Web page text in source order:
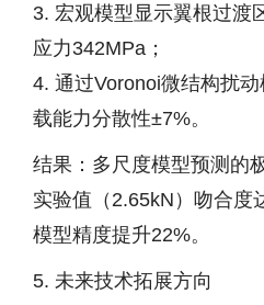
3. 宏观模型显示翼根过渡
应力342MPa；
4. 通过Voronoi微结构扰
载能力分散性±7%。
结果：多尺度模型预测的
实验值（2.65kN）吻合度
模型精度提升22%。
5. 未来技术拓展方向